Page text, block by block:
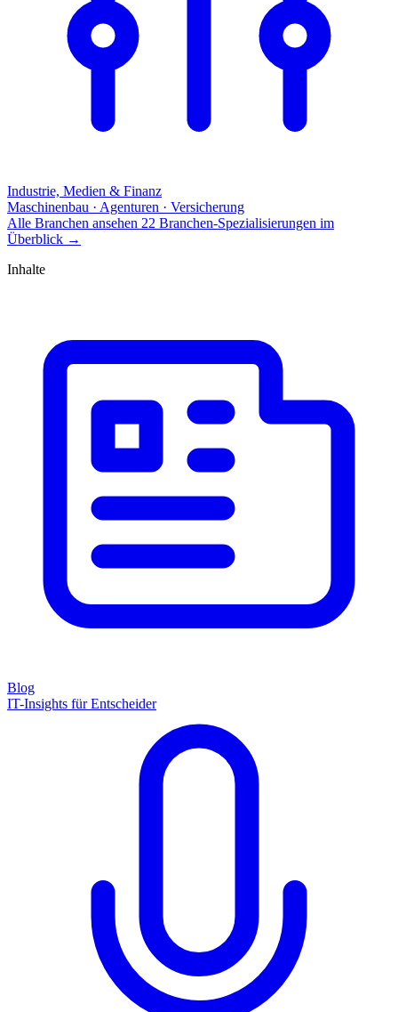
Industrie, Medien & Finanz
Maschinenbau · Agenturen · Versicherung
Alle Branchen ansehen 22 Branchen-Spezialisierungen im
Überblick →
Inhalte
Blog
IT-Insights für Entscheider